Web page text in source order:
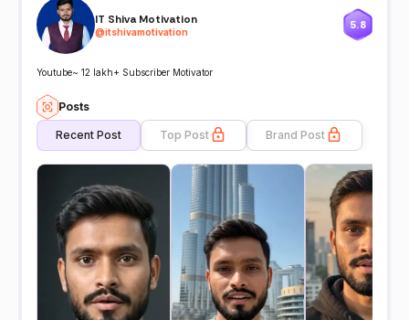
IT Shiva Motivation
@itshivamotivation
5.8
Youtube~ 12 lakh+ Subscriber Motivator
Posts
Recent Post Top Post Brand Post